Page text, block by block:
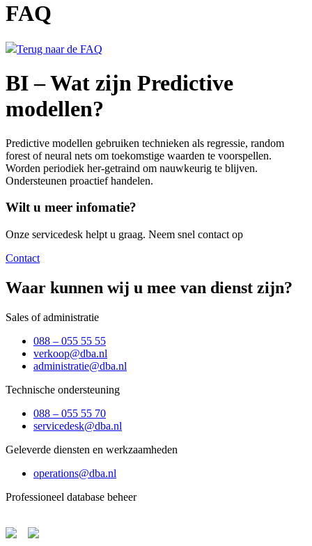
FAQ
Terug naar de FAQ
BI – Wat zijn Predictive
modellen?
Predictive modellen gebruiken technieken als regressie, random
forest of neural nets om toekomstige waarden te voorspellen.
Worden periodiek her-getraind om nauwkeurig te blijven.
Ondersteunen proactief handelen.
Wilt u meer infomatie?
Onze servicedesk helpt u graag. Neem snel contact op
Contact
Waar kunnen wij u mee van dienst zijn?
Sales of administratie
088 – 055 55 55
verkoop@dba.nl
administratie@dba.nl
Technische ondersteuning
088 – 055 55 70
servicedesk@dba.nl
Geleverde diensten en werkzaamheden
operations@dba.nl
Professioneel database beheer